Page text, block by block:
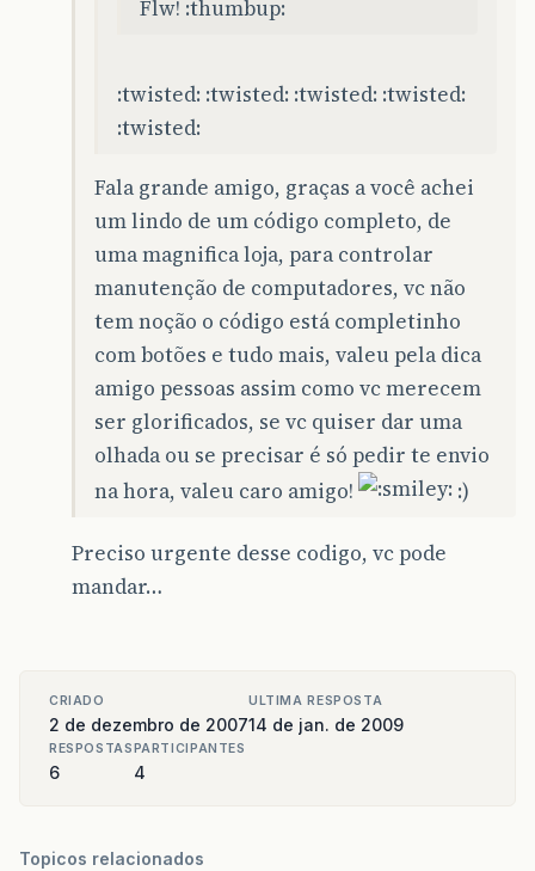
Flw! :thumbup:
:twisted: :twisted: :twisted: :twisted:
:twisted:
Fala grande amigo, graças a você achei
um lindo de um código completo, de
uma magnifica loja, para controlar
manutenção de computadores, vc não
tem noção o código está completinho
com botões e tudo mais, valeu pela dica
amigo pessoas assim como vc merecem
ser glorificados, se vc quiser dar uma
olhada ou se precisar é só pedir te envio
na hora, valeu caro amigo!
:)
Preciso urgente desse codigo, vc pode
mandar…
CRIADO
2 de dezembro de 2007
ULTIMA RESPOSTA
14 de jan. de 2009
RESPOSTAS
6
PARTICIPANTES
4
Topicos relacionados